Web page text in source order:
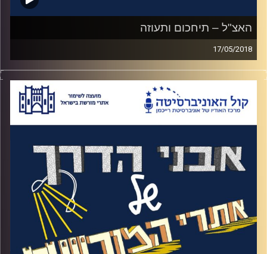
האצ"ל – תיחכום ותעוזה
17/05/2018
האזינו לאורי טולידאנו מראיין את לוחם האצ"ל
יוסקה נחמיאס ומנהל מוזיאון האצ"ל שלמה
דרור על ימי המערב הפרוע של מדינת ישראל,
שוד רכבות, פיצוץ מסילות רכבת וגשרים, פלישה
זאת תוך מתיחות מול ההגנה שהתבטאה
בתקופות ה"סזון" תקופות בהן ההגנה היה מסגיר
את לוחמי האצ"ל והלח"י והגיעה לשיאה עם
הטבעת האלטלנה .
המועצה לשימור אתרים